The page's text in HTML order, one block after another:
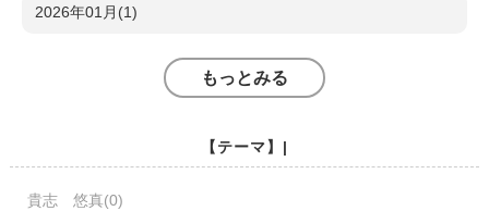
2026年01月(1)
もっとみる
【テーマ】|
貴志 悠真(0)